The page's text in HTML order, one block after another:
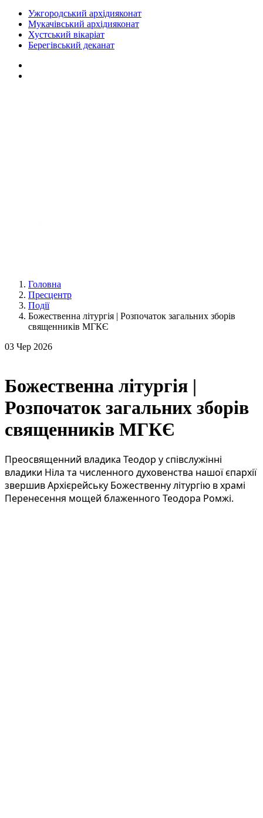
Ужгородський архідияконат
Мукачівський архідияконат
Хустський вікаріат
Берегівський деканат
Головна
Пресцентр
Події
Божественна літургія | Розпочаток загальних зборів
священників МГКЄ
03 Чер 2026
Божественна літургія |
Розпочаток загальних зборів
священників МГКЄ
Преосвященний владика Теодор у співслужінні
владики Ніла та численного духовенства нашої єпархії
звершив Архієрейську Божественну літургію в храмі
Перенесення мощей блаженного Теодора Ромжі.